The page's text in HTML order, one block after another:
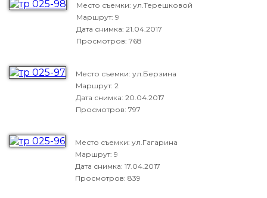
Место съемки: ул.Терешковой
Маршрут: 9
Дата снимка: 21.04.2017
Просмотров: 768
Место съемки: ул.Берзина
Маршрут: 2
Дата снимка: 20.04.2017
Просмотров: 797
Место съемки: ул.Гагарина
Маршрут: 9
Дата снимка: 17.04.2017
Просмотров: 839